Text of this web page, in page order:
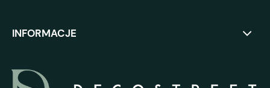
INFORMACJE